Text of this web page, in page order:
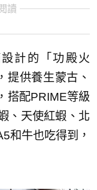
讀
計的「功殿火
提供養生蒙古、
搭配PRIME等級
、天使紅蝦、北
和牛也吃得到，